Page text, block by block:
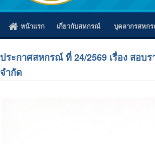
หน้าแรก เกี่ยวกับสหกรณ์ บุคลากรสหก
ประกาศสหกรณ์ ที่ 24/2569 เรื่อง สอ
จำกัด